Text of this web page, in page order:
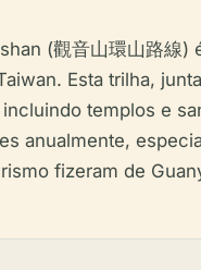
(觀音山環山路
Esta trilha,
templos e
anualmente,
fizeram de